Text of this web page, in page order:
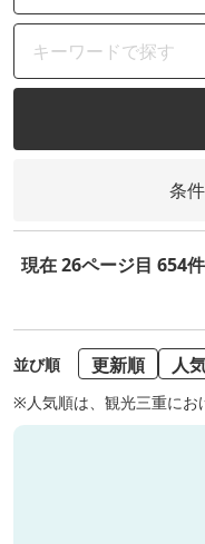
条
現在 26ページ目 654
並び順 更新順 人
※人気順は、観光三重にお